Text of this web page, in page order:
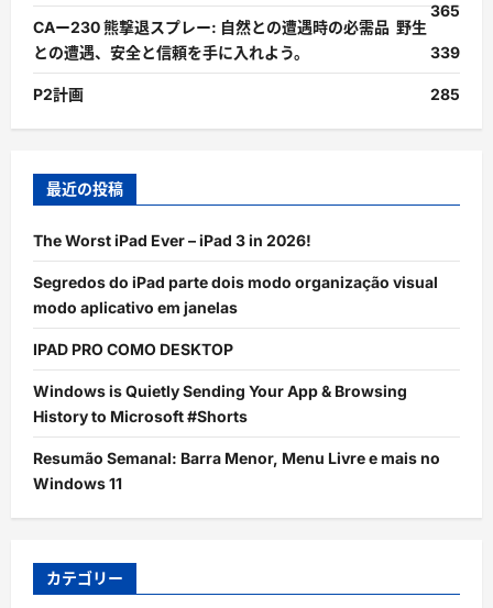
365
CAー230 熊撃退スプレー: 自然との遭遇時の必需品 野生
との遭遇、安全と信頼を手に入れよう。
339
P2計画 285
最近の投稿
The Worst iPad Ever – iPad 3 in 2026!
Segredos do iPad parte dois modo organização visual
modo aplicativo em janelas
IPAD PRO COMO DESKTOP
Windows is Quietly Sending Your App & Browsing
History to Microsoft #Shorts
Resumão Semanal: Barra Menor, Menu Livre e mais no
Windows 11
カテゴリー